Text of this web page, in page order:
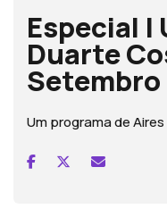
Especial |
Duarte
Setembro
Um programa de Aires